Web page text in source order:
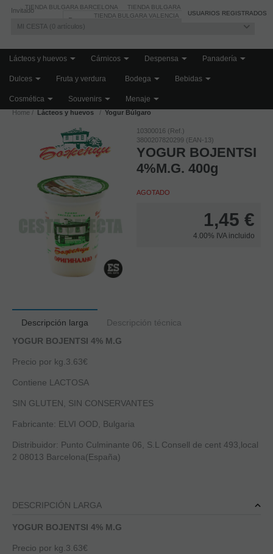
Invitado Registro/Iniciar sesión
MI CESTA 0 artículos
USUARIOS REGISTRADOS
TIENDA BULGARA BARCELONA
TIENDA BULGARA MADRID
TIENDA BULGARA VALENCIA
BLOG
Lácteos y huevos Cárnicos Despensa Panadería
Dulces Fruta y verdura Bodega Bebidas
Cosmética Souvenirs Menaje
Home Lácteos y huevos Yogur Búlgaro
10300016 (Ref.)
3800207820299 (EAN-13)
YOGUR BOJENTSI
4%M.G. 400g
AGOTADO
1,45 €
4.00% IVA incluido
Descripción larga
Descripción técnica
YOGUR BOJENTSI 4% M.G
Precio por kg.3.63€
Contiene LACTOSA
SIN GLUTEN, SIN CONSERVANTES
Fabricante: ELVI OOD, Bulgaria
Distribuidor: Punto Culminante 06, S.L Consell de cent 493,local
2 08013 Barcelona(España)
DESCRIPCIÓN LARGA
YOGUR BOJENTSI 4% M.G
Precio por kg.3.63€